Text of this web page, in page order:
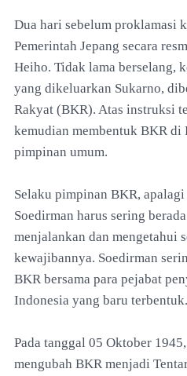
Dua hari sebelum proklamasi
Pemerintah Jepang secara
Heiho. Tidak lama berselang,
yang dikeluarkan Sukarno,
Rakyat (BKR). Atas instruksi
kemudian membentuk BKR di
pimpinan umum.
Selaku pimpinan BKR,
Soedirman harus sering
menjalankan dan mengetahui
kewajibannya. Soedirman
BKR bersama para pejabat
Indonesia yang baru terbentuk.
Pada tanggal 05 Oktober
mengubah BKR menjadi